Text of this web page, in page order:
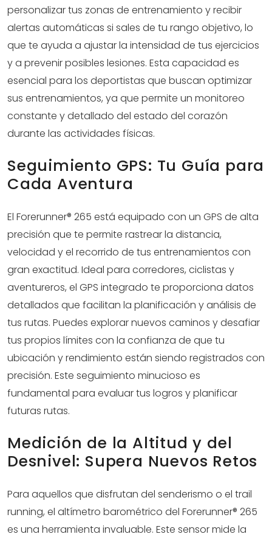
personalizar tus zonas de entrenamiento y recibir
alertas automáticas si sales de tu rango objetivo, lo
que te ayuda a ajustar la intensidad de tus ejercicios
y a prevenir posibles lesiones. Esta capacidad es
esencial para los deportistas que buscan optimizar
sus entrenamientos, ya que permite un monitoreo
constante y detallado del estado del corazón
durante las actividades físicas.
Seguimiento GPS: Tu Guía para
Cada Aventura
El Forerunner® 265 está equipado con un GPS de alta
precisión que te permite rastrear la distancia,
velocidad y el recorrido de tus entrenamientos con
gran exactitud. Ideal para corredores, ciclistas y
aventureros, el GPS integrado te proporciona datos
detallados que facilitan la planificación y análisis de
tus rutas. Puedes explorar nuevos caminos y desafiar
tus propios límites con la confianza de que tu
ubicación y rendimiento están siendo registrados con
precisión. Este seguimiento minucioso es
fundamental para evaluar tus logros y planificar
futuras rutas.
Medición de la Altitud y del
Desnivel: Supera Nuevos Retos
Para aquellos que disfrutan del senderismo o el trail
running, el altímetro barométrico del Forerunner® 265
es una herramienta invaluable. Este sensor mide la